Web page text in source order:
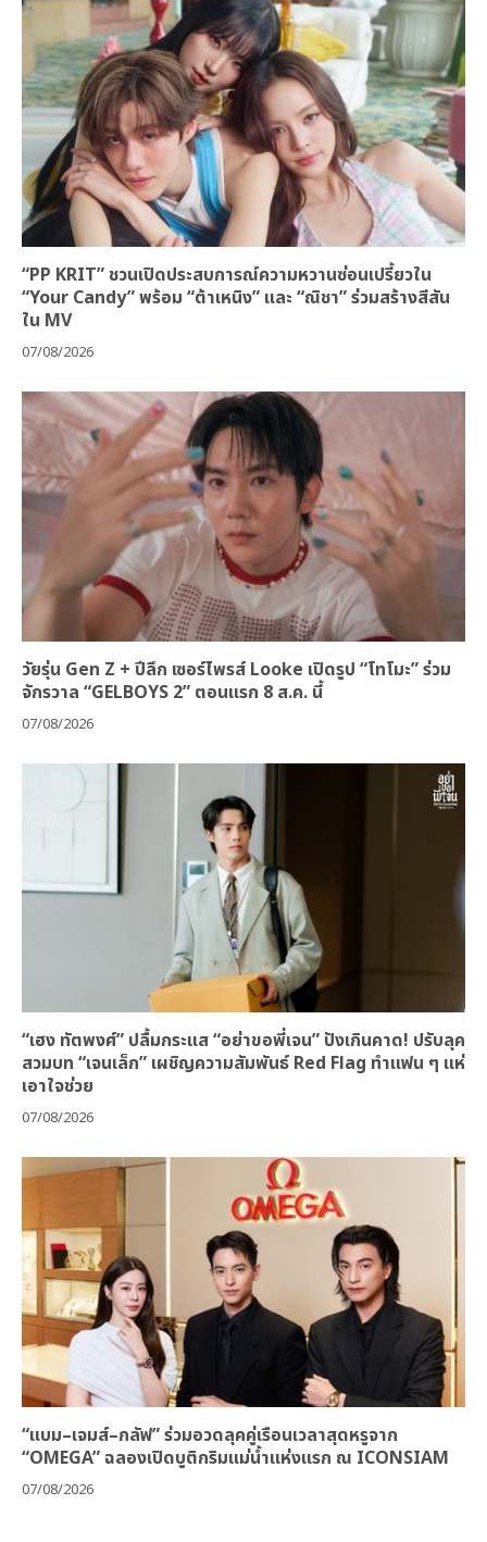
“PP KRIT” ชวนเปิดประสบการณ์ความหวานซ่อนเปรี้ยวใน
“Your Candy” พร้อม “ต้าเหนิง” และ “ณิชา” ร่วมสร้างสีสัน
ใน MV
07/08/2026
วัยรุ่น Gen Z + ปีลึก เซอร์ไพรส์ Looke เปิดรูป “โทโมะ” ร่วม
จักรวาล “GELBOYS 2” ตอนแรก 8 ส.ค. นี้
07/08/2026
“เฮง ทัตพงศ์” ปลื้มกระแส “อย่าขอพี่เจน” ปังเกินคาด! ปรับลุค
สวมบท “เจนเล็ก” เผชิญความสัมพันธ์ Red Flag ทำแฟน ๆ แห่
เอาใจช่วย
07/08/2026
“แบม–เจมส์–กลัฟ” ร่วมอวดลุคคู่เรือนเวลาสุดหรูจาก
“OMEGA” ฉลองเปิดบูติกริมแม่น้ำแห่งแรก ณ ICONSIAM
07/08/2026